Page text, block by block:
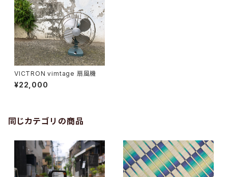
VICTRON vimtage 扇風機
¥22,000
同じカテゴリの商品